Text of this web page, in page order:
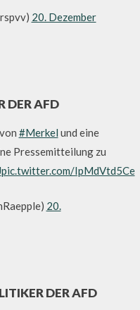
20. Dezember
DER AFD
#Merkel und eine
Pressemitteilung zu
pic.twitter.com/IpMdVtd5Ce
20.
DER AFD